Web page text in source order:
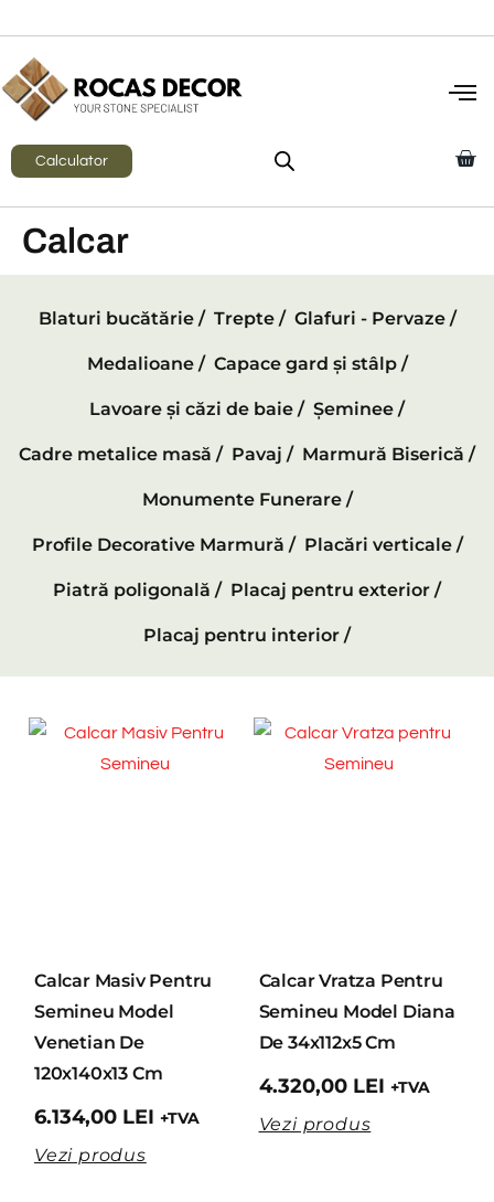
Calculator
Calcar
Blaturi bucătărie / Trepte / Glafuri - Pervaze /
Medalioane / Capace gard și stâlp /
Lavoare și căzi de baie / Șeminee /
Cadre metalice masă / Pavaj / Marmură Biserică /
Monumente Funerare /
Profile Decorative Marmură / Placări verticale /
Piatră poligonală / Placaj pentru exterior /
Placaj pentru interior /
Calcar Masiv Pentru
Semineu Model
Venetian De
120x140x13 Cm
6.134,00 LEI +TVA
Vezi produs
Calcar Vratza Pentru
Semineu Model Diana
De 34x112x5 Cm
4.320,00 LEI +TVA
Vezi produs